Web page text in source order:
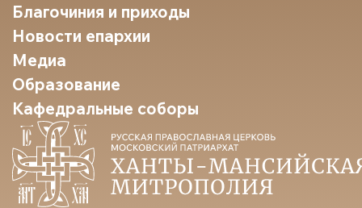
Благочиния и приходы
Новости епархии
Медиа
Образование
Кафедральные соборы